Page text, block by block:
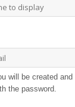
will be created and
the password.